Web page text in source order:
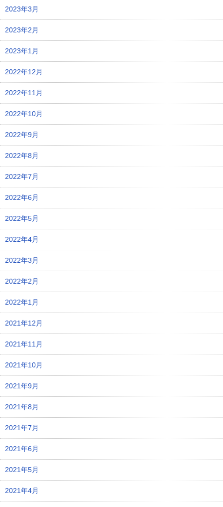
2023年3月
2023年2月
2023年1月
2022年12月
2022年11月
2022年10月
2022年9月
2022年8月
2022年7月
2022年6月
2022年5月
2022年4月
2022年3月
2022年2月
2022年1月
2021年12月
2021年11月
2021年10月
2021年9月
2021年8月
2021年7月
2021年6月
2021年5月
2021年4月